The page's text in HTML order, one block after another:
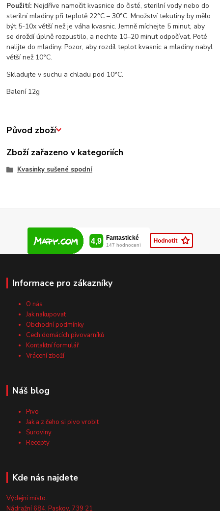
Použití:Nejdříve namočit kvasnice do čisté, sterilní vody nebo do
sterilní mladiny při teplotě 22°C – 30°C. Množství tekutiny by mělo
být 5-10x větší než je váha kvasnic.Jemně míchejte 5 minut, aby
se droždí úplně rozpustilo, a nechte 10–20 minut odpočívat. Poté
nalijte do mladiny. Pozor, aby rozdíl teplot kvasnic a mladiny nabyl
větší než 10°C.
Skladujte v suchu a chladu pod 10°C.
Balení 12g
Původ zboží
Zboží zařazeno v kategoriích
Kvasinky sušené spodní
Informace pro zákazníky
O nás
Jak nakupovat
Obchodní podmínky
Cech domácích pivovarníků
Kontaktní formulář
Vrácení zboží
Náš blog
Pivo
Jak a z čeho si pivo vrobit
Suroviny
Recepty
Kde nás najdete
Výdejní místo:
Nádražní 684, Paskov, 739 21